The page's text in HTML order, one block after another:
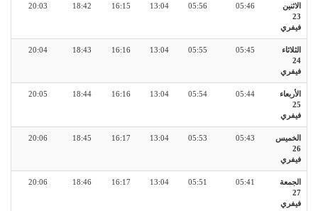
الاثنين
23
فيفري
05:46
05:56
13:04
16:15
18:42
20:03
الثلاثاء
24
فيفري
05:45
05:55
13:04
16:16
18:43
20:04
الأربعاء
25
فيفري
05:44
05:54
13:04
16:16
18:44
20:05
الخميس
26
فيفري
05:43
05:53
13:04
16:17
18:45
20:06
الجمعة
27
فيفري
05:41
05:51
13:04
16:17
18:46
20:06